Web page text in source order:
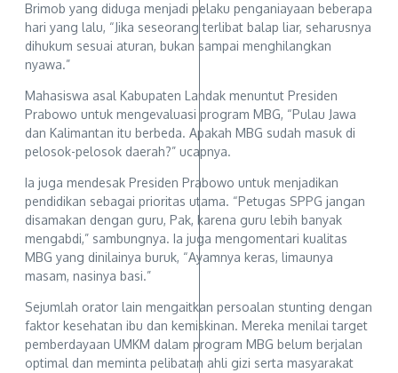
Brimob yang diduga menjadi pelaku penganiayaan beberapa
hari yang lalu, “Jika seseorang terlibat balap liar, seharusnya
dihukum sesuai aturan, bukan sampai menghilangkan
nyawa.”
Mahasiswa asal Kabupaten Landak menuntut Presiden
Prabowo untuk mengevaluasi program MBG, “Pulau Jawa
dan Kalimantan itu berbeda. Apakah MBG sudah masuk di
pelosok-pelosok daerah?” ucapnya.
Ia juga mendesak Presiden Prabowo untuk menjadikan
pendidikan sebagai prioritas utama. “Petugas SPPG jangan
disamakan dengan guru, Pak, karena guru lebih banyak
mengabdi,” sambungnya. Ia juga mengomentari kualitas
MBG yang dinilainya buruk, “Ayamnya keras, limaunya
masam, nasinya basi.”
Sejumlah orator lain mengaitkan persoalan stunting dengan
faktor kesehatan ibu dan kemiskinan. Mereka menilai target
pemberdayaan UMKM dalam program MBG belum berjalan
optimal dan meminta pelibatan ahli gizi serta masyarakat